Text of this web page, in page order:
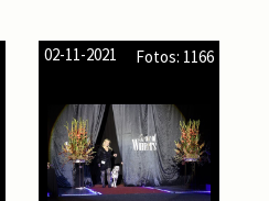
02-11-2021 Fotos: 1166